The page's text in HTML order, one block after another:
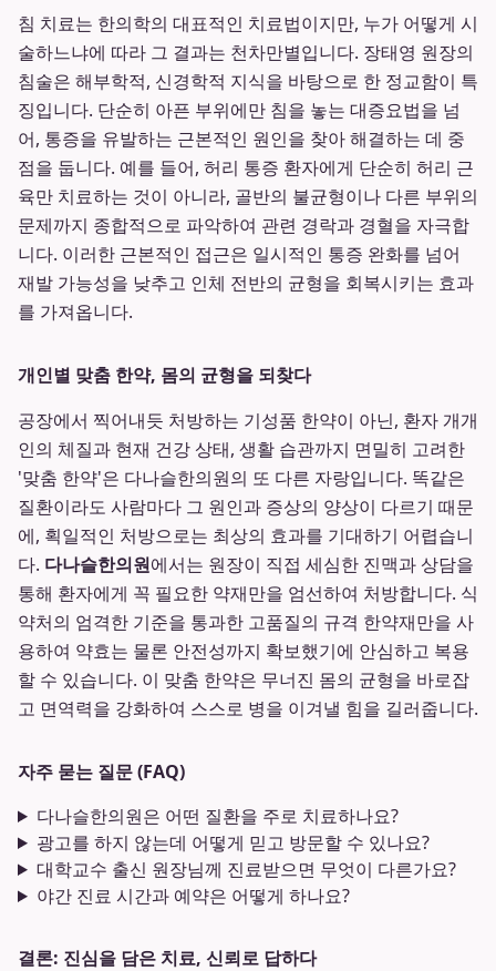
침 치료는 한의학의 대표적인 치료법이지만, 누가 어떻게 시
술하느냐에 따라 그 결과는 천차만별입니다. 장태영 원장의
침술은 해부학적, 신경학적 지식을 바탕으로 한 정교함이 특
징입니다. 단순히 아픈 부위에만 침을 놓는 대증요법을 넘
어, 통증을 유발하는 근본적인 원인을 찾아 해결하는 데 중
점을 둡니다. 예를 들어, 허리 통증 환자에게 단순히 허리 근
육만 치료하는 것이 아니라, 골반의 불균형이나 다른 부위의
문제까지 종합적으로 파악하여 관련 경락과 경혈을 자극합
니다. 이러한 근본적인 접근은 일시적인 통증 완화를 넘어
재발 가능성을 낮추고 인체 전반의 균형을 회복시키는 효과
를 가져옵니다.
개인별 맞춤 한약, 몸의 균형을 되찾다
공장에서 찍어내듯 처방하는 기성품 한약이 아닌, 환자 개개
인의 체질과 현재 건강 상태, 생활 습관까지 면밀히 고려한
'맞춤 한약'은 다나슬한의원의 또 다른 자랑입니다. 똑같은
질환이라도 사람마다 그 원인과 증상의 양상이 다르기 때문
에, 획일적인 처방으로는 최상의 효과를 기대하기 어렵습니
다. 다나슬한의원에서는 원장이 직접 세심한 진맥과 상담을
통해 환자에게 꼭 필요한 약재만을 엄선하여 처방합니다. 식
약처의 엄격한 기준을 통과한 고품질의 규격 한약재만을 사
용하여 약효는 물론 안전성까지 확보했기에 안심하고 복용
할 수 있습니다. 이 맞춤 한약은 무너진 몸의 균형을 바로잡
고 면역력을 강화하여 스스로 병을 이겨낼 힘을 길러줍니다.
자주 묻는 질문 (FAQ)
다나슬한의원은 어떤 질환을 주로 치료하나요?
광고를 하지 않는데 어떻게 믿고 방문할 수 있나요?
대학교수 출신 원장님께 진료받으면 무엇이 다른가요?
야간 진료 시간과 예약은 어떻게 하나요?
결론: 진심을 담은 치료, 신뢰로 답하다